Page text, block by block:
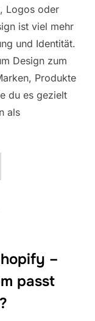
Logos oder
ist viel mehr
und Identität.
Design zum
Produkte
du es gezielt
als
DESIGN MEHR
–
passt